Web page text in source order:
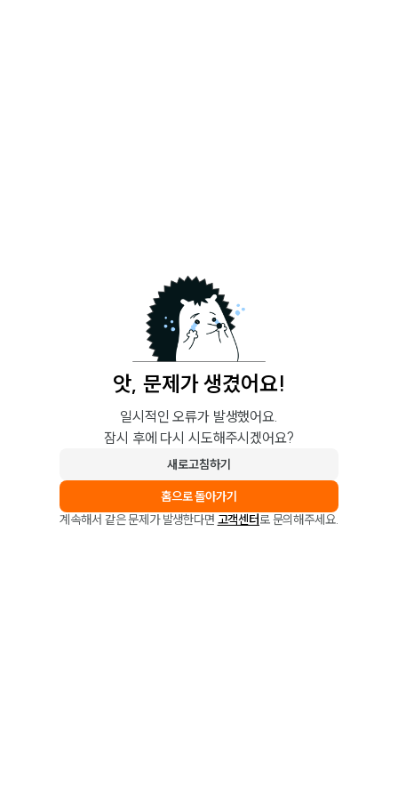
앗, 문제가 생겼어요!
일시적인 오류가 발생했어요.
잠시 후에 다시 시도해주시겠어요?
새로고침하기
홈으로 돌아가기
계속해서 같은 문제가 발생한다면 고객센터로 문의해주세요.